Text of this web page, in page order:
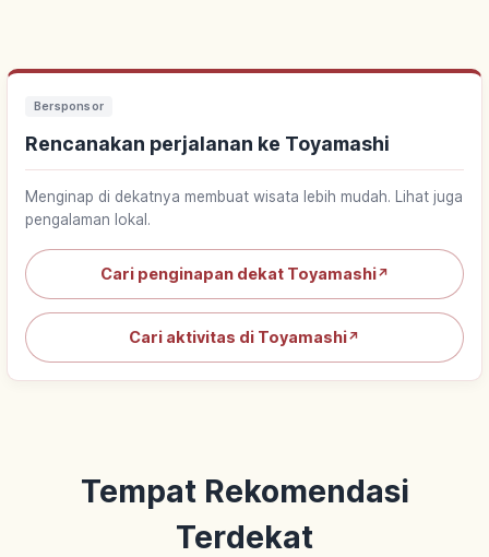
Bersponsor
Rencanakan perjalanan ke Toyamashi
Menginap di dekatnya membuat wisata lebih mudah. Lihat juga
pengalaman lokal.
Cari penginapan dekat Toyamashi↗
Cari aktivitas di Toyamashi↗
Tempat Rekomendasi
Terdekat